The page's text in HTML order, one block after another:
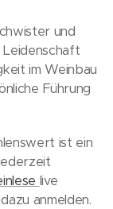
und
Leidenschaft
im Weinbau
Führung
ist ein
live
anmelden.